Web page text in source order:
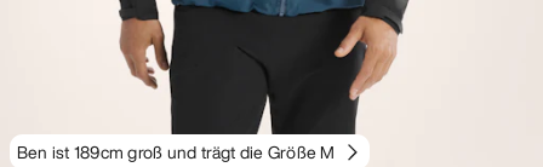
Ben ist 189cm groß und trägt die Größe M